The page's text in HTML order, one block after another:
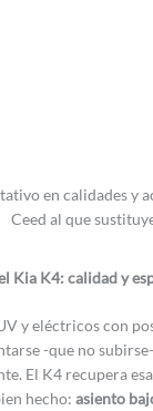
en calidades y
Ceed al que
Kia K4: calidad y
y eléctricos con
-que no
El K4 recupera
hecho: asiento